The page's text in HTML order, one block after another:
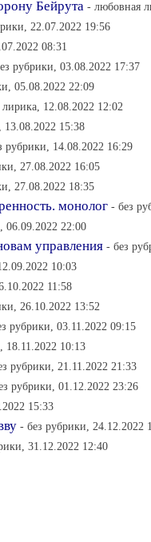
Бейрута - любовная
22.07.2022 19:56
08:31
рубрики, 03.08.2022 17:37
05.08.2022 22:09
12.08.2022 12:02
13.08.2022 15:38
рубрики, 14.08.2022 16:29
27.08.2022 16:05
27.08.2022 18:35
монолог - без
06.09.2022 22:00
управления - без
10:03
11:58
26.10.2022 13:52
рубрики, 03.11.2022 09:15
18.11.2022 10:13
рубрики, 21.11.2022 21:33
рубрики, 01.12.2022 23:26
15:33
- без рубрики, 24.12.2022
31.12.2022 12:40